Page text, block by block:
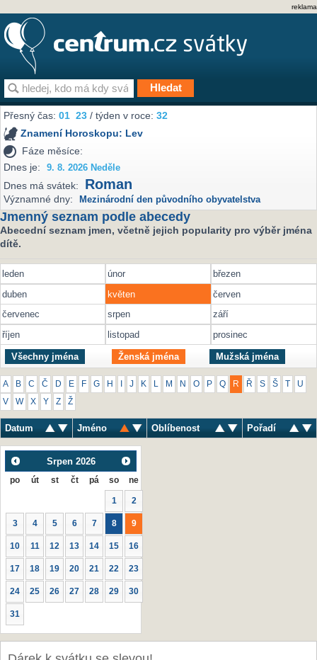
reklama
Přesný čas:01 23 / týden v roce:32
Znamení Horoskopu: Lev
Fáze měsíce:
Dnes je:
9. 8. 2026 Neděle
Dnes má svátek: Roman
Významné dny: Mezinárodní den původního obyvatelstva
Jmenný seznam podle abecedy
Abecední seznam jmen, včetně jejich popularity pro výběr jména
dítě.
leden únor
březen
duben
květen
červen
červenec
srpen
září
říjen
listopad prosinec
Všechny jména Ženská jména Mužská jména
A B C Č D E F G H J K M N O P Q R Ř S Š U
V W X Y Z Ž
Datum Jméno Oblíbenost Pořadí
Srpen 2026
po út st čt pá so ne
1 2
3 4 5 6 7 8 9
10 11 12 13 14 15 16
17 18 19 20 21 22 23
24 25 26 27 28 29 30
31